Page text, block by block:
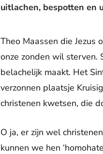
uitlachen, bespotten en
Theo Maassen die Jezus
onze zonden wil sterven.
belachelijk maakt. Het
verzonnen plaatsje
christenen kwetsen, die
O ja, er zijn wel
kunnen we hen